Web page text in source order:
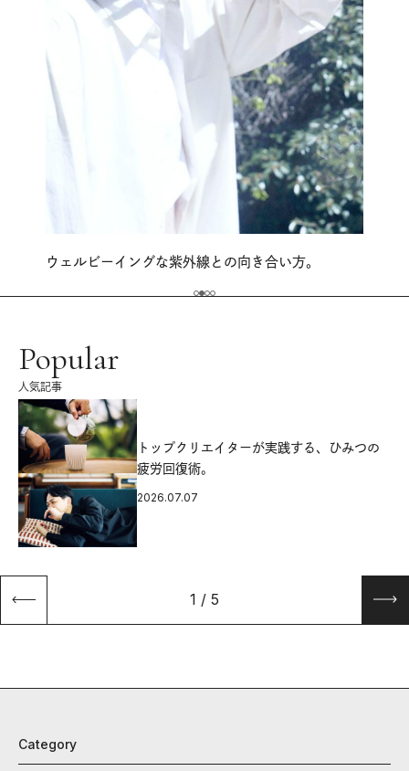
ウェルビーイングな紫外線との向き合い方。
Popular
人気記事
トップクリエイターが実践する、ひみつの
疲労回復術。
2026.07.07
1 / 5
Category